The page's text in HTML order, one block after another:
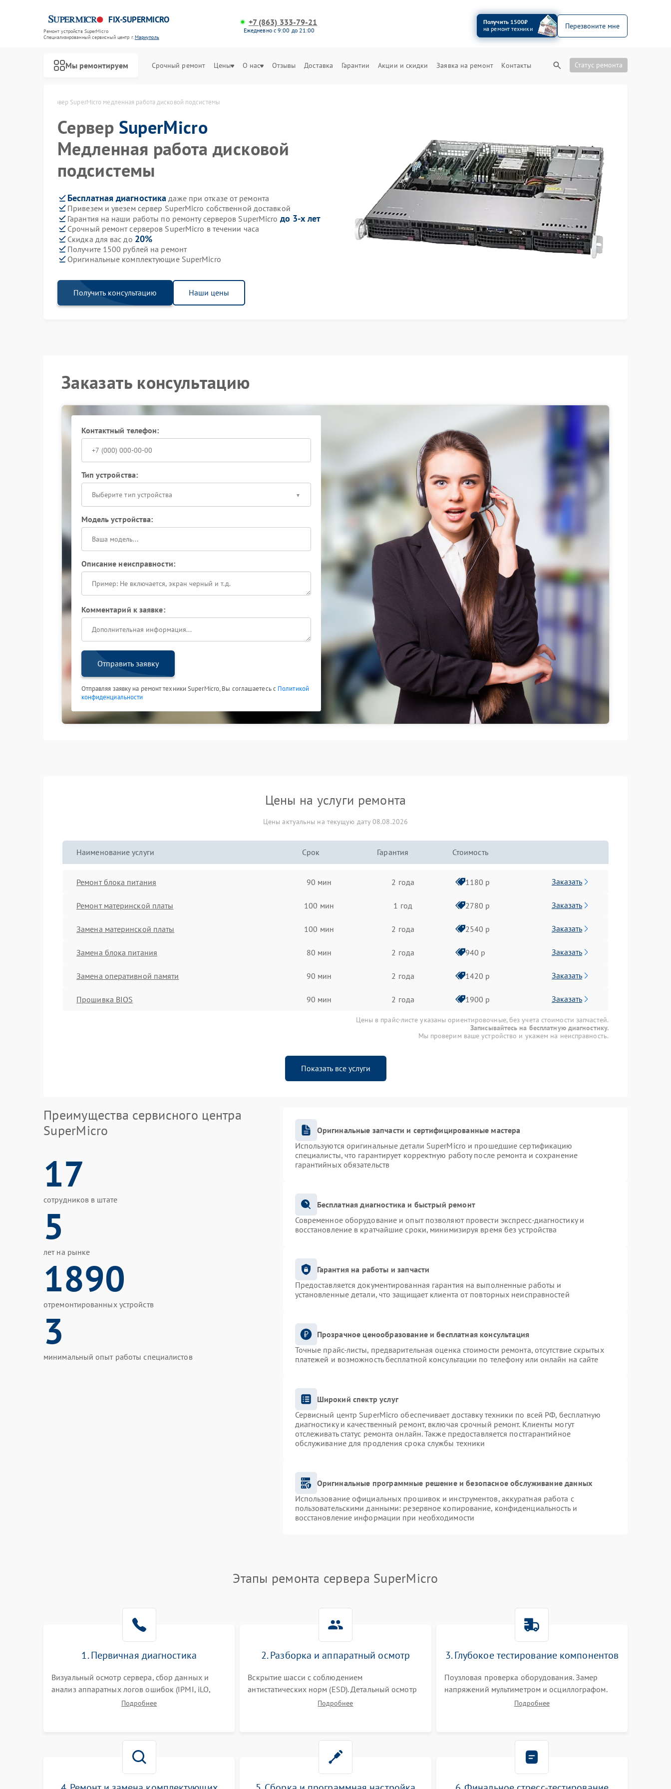
FIX-SUPERMICRO
Ремонт устройств SuperMicro
Специализированный cервисный центр г.Мариуполь
+7 (863) 333-79-21
Ежедневно с 9:00 до 21:00
Получить 1500₽
на ремонт техники
Перезвоните мне
Мы ремонтируем Срочный ремонт Цены О нас Отзывы Доставка Гарантии Акции и скидки Заявка на ремонт Контакты Статус ремонта
Сервер SuperMicro медленная работа дисковой подсистемы
Сервер SuperMicro
Медленная работа дисковой
подсистемы
Бесплатная диагностика даже при отказе от ремонта
Привезем и увезем сервер SuperMicro собственной доставкой
Гарантия на наши работы по ремонту серверов SuperMicro до 3-х лет
Срочный ремонт серверов SuperMicro в течении часа
Скидка для вас до 20%
Получите 1500 рублей на ремонт
Оригинальные комплектующие SuperMicro
Получить консультацию Наши цены
Заказать консультацию
Контактный телефон:
Тип устройства:
Выберите тип устройства
Модель устройства:
Описание неисправности:
Комментарий к заявке:
Отправить заявку
Отправляя заявку на ремонт техники SuperMicro, Вы соглашаетесь с Политикой
конфиденциальности
Цены на услуги ремонта
Цены актуальны на текущую дату 08.08.2026
Наименование услуги Срок Гарантия Стоимость
Ремонт блока питания 90 мин 2 года 1180 р Заказать
Ремонт материнской платы 100 мин 1 год 2780 р Заказать
Замена материнской платы 100 мин 2 года 2540 р Заказать
Замена блока питания 80 мин 2 года 940 р Заказать
Замена оперативной памяти 90 мин 2 года 1420 р Заказать
Прошивка BIOS 90 мин 2 года 1900 р Заказать
Цены в прайс-листе указаны ориентировочные, без учета стоимости запчастей.
Записывайтесь на бесплатную диагностику.
Мы проверим ваше устройство и укажем на неисправность.
Показать все услуги
Преимущества сервисного центра
SuperMicro
17
сотрудников в штате
5
лет на рынке
1890
отремонтированных устройств
3
минимальный опыт работы специалистов
Оригинальные запчасти и сертифицированные мастера
Используются оригинальные детали SuperMicro и прошедшие сертификацию
специалисты, что гарантирует корректную работу после ремонта и сохранение
гарантийных обязательств
Бесплатная диагностика и быстрый ремонт
Современное оборудование и опыт позволяют провести экспресс-диагностику и
восстановление в кратчайшие сроки, минимизируя время без устройства
Гарантия на работы и запчасти
Предоставляется документированная гарантия на выполненные работы и
установленные детали, что защищает клиента от повторных неисправностей
Прозрачное ценообразование и бесплатная консультация
Точные прайс-листы, предварительная оценка стоимости ремонта, отсутствие скрытых
платежей и возможность бесплатной консультации по телефону или онлайн на сайте
Широкий спектр услуг
Сервисный центр SuperMicro обеспечивает доставку техники по всей РФ, бесплатную
диагностику и качественный ремонт, включая срочный ремонт. Клиенты могут
отслеживать статус ремонта онлайн. Также предоставляется постгарантийное
обслуживание для продления срока службы техники
Оригинальные программные решение и безопасное обслуживание данных
Использование официальных прошивок и инструментов, аккуратная работа с
пользовательскими данными: резервное копирование, конфиденциальность и
восстановление информации при необходимости
Этапы ремонта сервера SuperMicro
1. Первичная диагностика
Визуальный осмотр сервера, сбор данных и
анализ аппаратных логов ошибок (IPMI, iLO,
iDRAC). Проверка цепей питания и базовой
Подробнее
2. Разборка и аппаратный осмотр
Вскрытие шасси с соблюдением
антистатических норм (ESD). Детальный осмотр
материнской платы, процессоров, RAID-
Подробнее
3. Глубокое тестирование компонентов
Поузловая проверка оборудования. Замер
напряжений мультиметром и осциллографом.
Проверка модулей памяти (ECC) и состояния
Подробнее